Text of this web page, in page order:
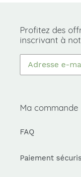
Profitez des
inscrivant à
Ma commande
FAQ
Paiement